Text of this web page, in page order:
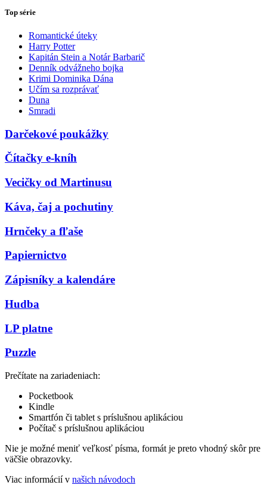
Top série
Romantické úteky
Harry Potter
Kapitán Stein a Notár Barbarič
Denník odvážneho bojka
Krimi Dominika Dána
Učím sa rozprávať
Duna
Smradi
Darčekové poukážky
Čítačky e-kníh
Vecičky od Martinusu
Káva, čaj a pochutiny
Hrnčeky a fľaše
Papiernictvo
Zápisníky a kalendáre
Hudba
LP platne
Puzzle
Prečítate na zariadeniach:
Pocketbook
Kindle
Smartfón či tablet s príslušnou aplikáciou
Počítač s príslušnou aplikáciou
Nie je možné meniť veľkosť písma, formát je preto vhodný skôr pre
väčšie obrazovky.
Viac informácií v našich návodoch